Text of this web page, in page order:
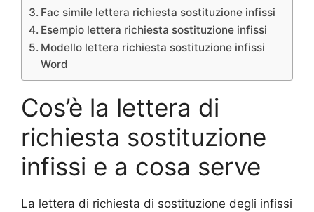
Fac simile lettera richiesta sostituzione infissi
Esempio lettera richiesta sostituzione infissi
Modello lettera richiesta sostituzione infissi
Word
Cos’è la lettera di
richiesta sostituzione
infissi e a cosa serve
La lettera di richiesta di sostituzione degli infissi